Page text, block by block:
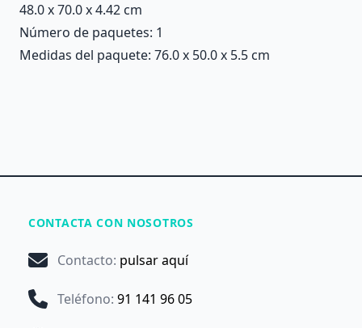
48.0 x 70.0 x 4.42 cm
Número de paquetes: 1
Medidas del paquete: 76.0 x 50.0 x 5.5 cm
CONTACTA CON NOSOTROS
Contacto: pulsar aquí
Teléfono: 91 141 96 05